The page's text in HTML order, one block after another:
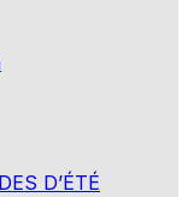
D’ÉTÉ